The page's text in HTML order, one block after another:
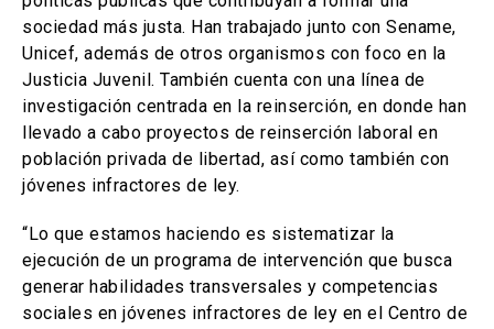
sociedad más justa. Han trabajado junto con Sename,
Unicef, además de otros organismos con foco en la
Justicia Juvenil. También cuenta con una línea de
investigación centrada en la reinserción, en donde han
llevado a cabo proyectos de reinserción laboral en
población privada de libertad, así como también con
jóvenes infractores de ley.
“Lo que estamos haciendo es sistematizar la
ejecución de un programa de intervención que busca
generar habilidades transversales y competencias
sociales en jóvenes infractores de ley en el Centro de